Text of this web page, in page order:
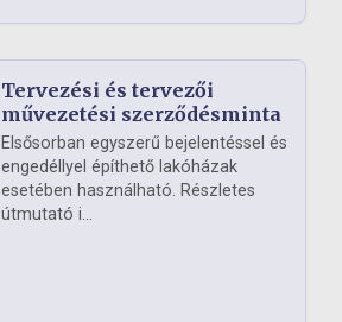
Tervezési és tervezői
művezetési szerződésminta
Elsősorban egyszerű bejelentéssel és
engedéllyel építhető lakóházak
esetében használható. Részletes
útmutató i...